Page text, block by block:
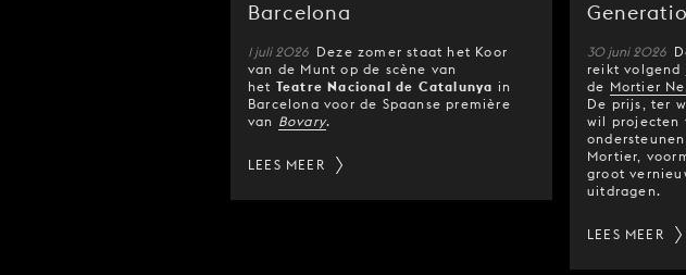
Barcelona
1 juli 2026 Deze zomer staat het Koor
van de Munt op de scène van
het Teatre Nacional de Catalunya in
Barcelona voor de Spaanse première
van Bovary.
LEES MEER
30 juni 2026
reikt volgend
de Mortier
De prijs, ter
wil projecten
Mortier,
groot
uitdragen.
LEES MEER